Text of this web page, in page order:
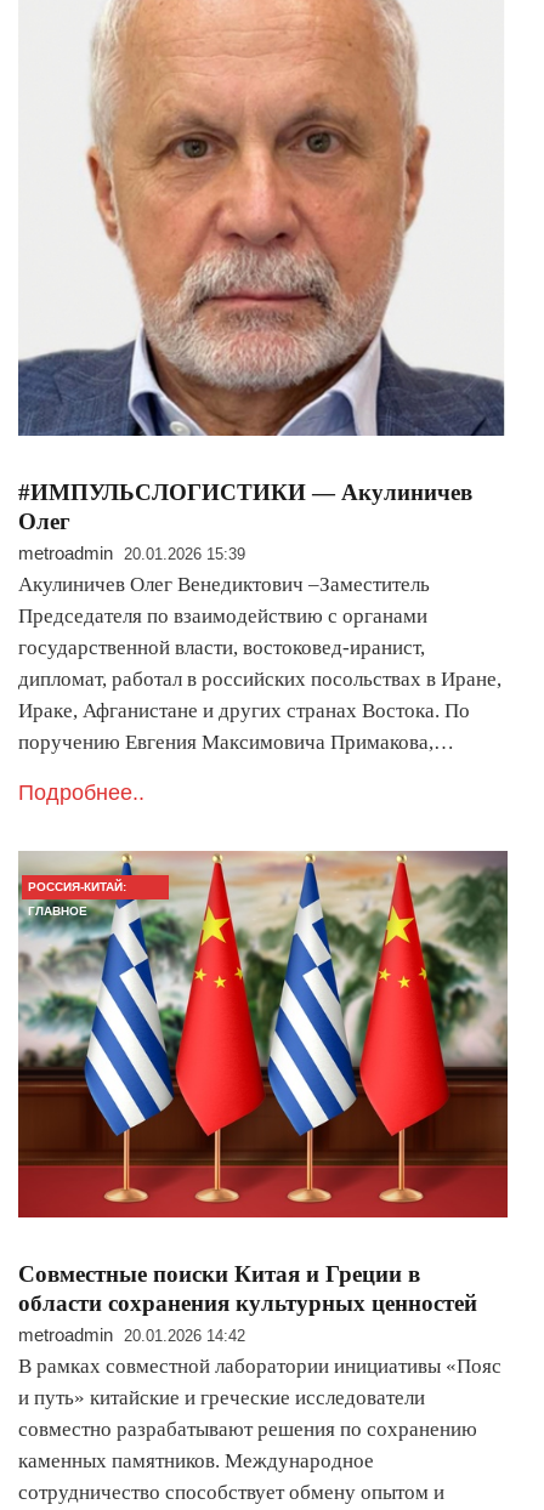
#ИМПУЛЬСЛОГИСТИКИ — Акулиничев
Олег
metroadmin 20.01.2026 15:39
Акулиничев Олег Венедиктович –Заместитель
Председателя по взаимодействию с органами
государственной власти, востоковед-иранист,
дипломат, работал в российских посольствах в Иране,
Ираке, Афганистане и других странах Востока. По
поручению Евгения Максимовича Примакова,…
Подробнее..
РОССИЯ-КИТАЙ:
ГЛАВНОЕ
Совместные поиски Китая и Греции в
области сохранения культурных ценностей
metroadmin 20.01.2026 14:42
В рамках совместной лаборатории инициативы «Пояс
и путь» китайские и греческие исследователи
совместно разрабатывают решения по сохранению
каменных памятников. Международное
сотрудничество способствует обмену опытом и